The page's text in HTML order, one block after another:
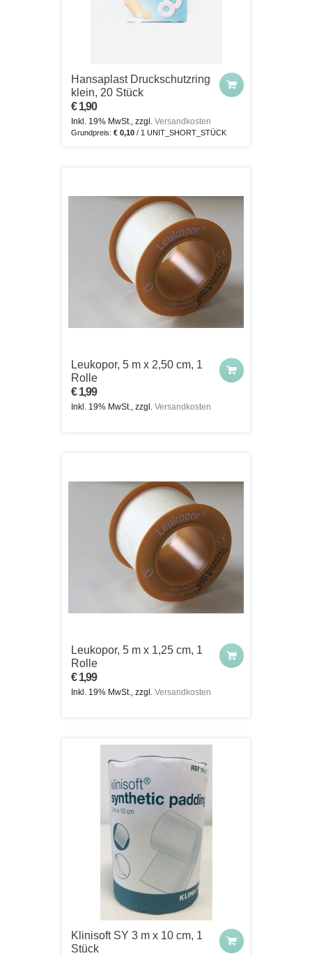
Hansaplast Druckschutzring
klein, 20 Stück
€ 1,90
Inkl. 19% MwSt., zzgl. Versandkosten
Grundpreis: € 0,10 / 1 UNIT_SHORT_STÜCK
Leukopor, 5 m x 2,50 cm, 1
Rolle
€ 1,99
Inkl. 19% MwSt., zzgl. Versandkosten
Leukopor, 5 m x 1,25 cm, 1
Rolle
€ 1,99
Inkl. 19% MwSt., zzgl. Versandkosten
Klinisoft SY 3 m x 10 cm, 1
Stück